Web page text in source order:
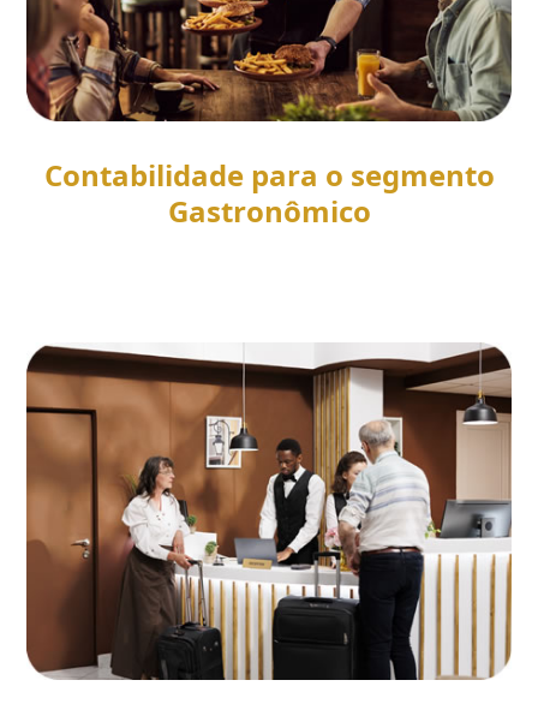
Contabilidade para o segmento
Gastronômico